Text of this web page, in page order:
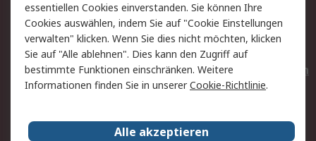
AGB
Datenschutz
Cookie-Richtlinie
Zahlungsbedingungen
Copyright/Impressum
Entsorgung
Elektrogeräte/Batterien
RS weltweit
essentiellen Cookies einverstanden. Sie können Ihre
Cookies auswählen, indem Sie auf "Cookie Einstellungen
verwalten" klicken. Wenn Sie dies nicht möchten, klicken
Sie auf "Alle ablehnen". Dies kann den Zugriff auf
bestimmte Funktionen einschränken. Weitere
Informationen finden Sie in unsererCookie-Richtlinie.
Alle akzeptieren